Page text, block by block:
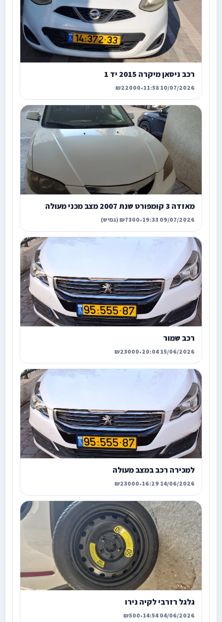
רכב ניסאן מיקרה 2015 יד 1
10/07/2026 11:58
•
₪22000
מאזדה 3 קומפורט שנת 2007 מצב מכני מעולה
09/07/2026 19:33
•₪7300 (גמיש)
רכב שמור
15/06/2026 20:04
•
₪23000
למכירה רכב במצב מעולה
14/06/2026 16:29
•
₪23000
גלגל רזרבי לקיה נירו
04/06/2026 14:54
•
₪500